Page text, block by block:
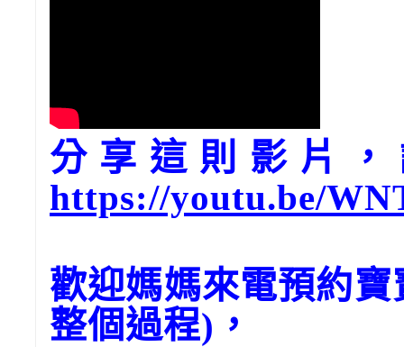
分享這則影片，
https://youtu.be/
歡迎媽媽來電預約
整個過程)，